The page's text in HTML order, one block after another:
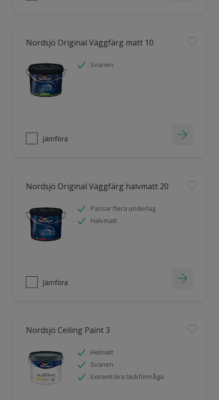
Nordsjö Original Väggfärg matt 10
Svanen
Jämföra
Nordsjö Original Väggfärg halvmatt 20
Passar flera underlag
Halvmatt
Jämföra
Nordsjö Ceiling Paint 3
Helmatt
Svanen
Extremt bra täckförmåga